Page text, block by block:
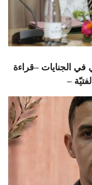
في الجنايات –قراءة
–